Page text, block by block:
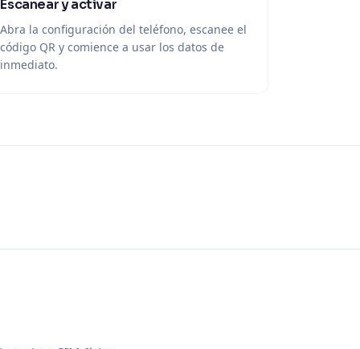
Escanear y activar
Abra la configuración del teléfono, escanee el
código QR y comience a usar los datos de
inmediato.